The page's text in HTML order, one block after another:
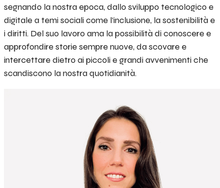
segnando la nostra epoca, dallo sviluppo tecnologico e
digitale a temi sociali come l’inclusione, la sostenibilità e
i diritti. Del suo lavoro ama la possibilità di conoscere e
approfondire storie sempre nuove, da scovare e
intercettare dietro ai piccoli e grandi avvenimenti che
scandiscono la nostra quotidianità.